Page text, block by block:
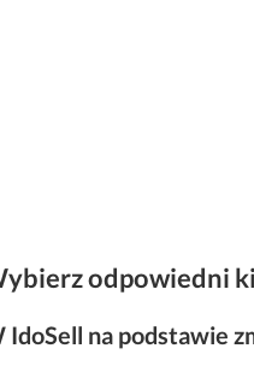
odpowiedni
IdoSell na podstawie